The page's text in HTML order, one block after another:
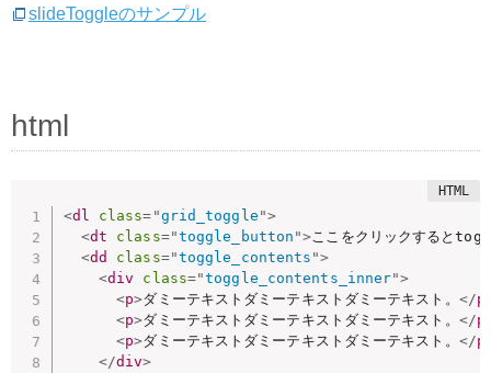
slideToggleのサンプル
html
<dl class= "grid_toggle ">
<dt class="toggle_button ">ここをクリックすると
<dd class="toggle_contents ">
<div class="toggle_contents_inner">
<p>ダミーテキストダミーテキストダミーテキスト。 </p
<p>ダミーテキストダミーテキストダミーテキスト。 </p
<p>ダミーテキストダミーテキストダミーテキスト。 </p
</div>